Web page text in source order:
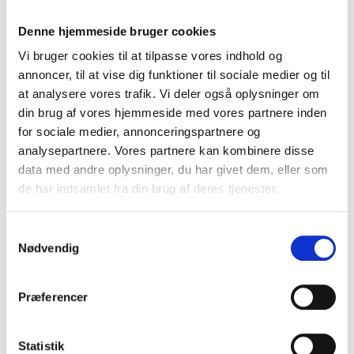
Denne hjemmeside bruger cookies
Vi bruger cookies til at tilpasse vores indhold og
annoncer, til at vise dig funktioner til sociale medier og til
at analysere vores trafik. Vi deler også oplysninger om
din brug af vores hjemmeside med vores partnere inden
for sociale medier, annonceringspartnere og
analysepartnere. Vores partnere kan kombinere disse
data med andre oplysninger, du har givet dem, eller som
de har indsamlet fra din brug af deres tjenester.
Nødvendig
Præferencer
Statistik
Kvinde og lille barn fundet i brandgrave
20. juni 2026